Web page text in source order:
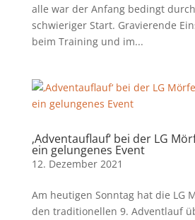
alle war der Anfang bedingt
schwieriger Start. Gravierende
beim Training und im...
‚Adventauflauf‘ bei der LG
ein gelungenes Event
12. Dezember 2021
Am heutigen Sonntag hat die LG
den traditionellen 9. Adventlauf